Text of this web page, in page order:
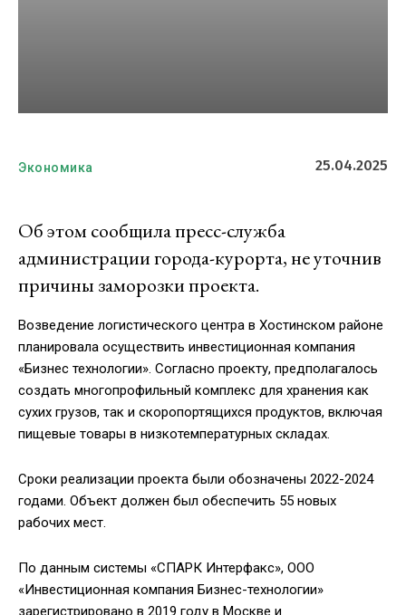
Экономика 25.04.2025
Об этом сообщила пресс-служба
администрации города-курорта, не уточнив
причины заморозки проекта.
Возведение логистического центра в Хостинском районе
планировала осуществить инвестиционная компания
«Бизнес технологии». Согласно проекту, предполагалось
создать многопрофильный комплекс для хранения как
сухих грузов, так и скоропортящихся продуктов, включая
пищевые товары в низкотемпературных складах.
Сроки реализации проекта были обозначены 2022-2024
годами. Объект должен был обеспечить 55 новых
рабочих мест.
По данным системы «СПАРК Интерфакс», ООО
«Инвестиционная компания Бизнес-технологии»
зарегистрировано в 2019 году в Москве и